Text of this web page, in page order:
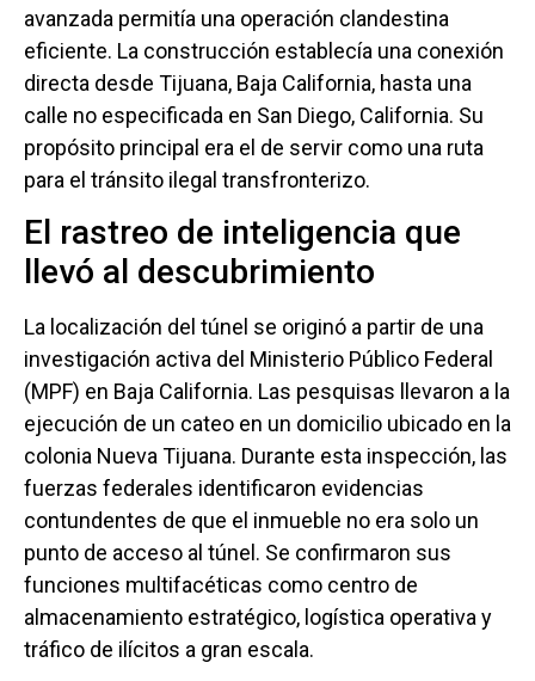
avanzada permitía una operación clandestina
eficiente. La construcción establecía una conexión
directa desde Tijuana, Baja California, hasta una
calle no especificada en San Diego, California. Su
propósito principal era el de servir como una ruta
para el tránsito ilegal transfronterizo.
El rastreo de inteligencia que
llevó al descubrimiento
La localización del túnel se originó a partir de una
investigación activa del Ministerio Público Federal
(MPF) en Baja California. Las pesquisas llevaron a la
ejecución de un cateo en un domicilio ubicado en la
colonia Nueva Tijuana. Durante esta inspección, las
fuerzas federales identificaron evidencias
contundentes de que el inmueble no era solo un
punto de acceso al túnel. Se confirmaron sus
funciones multifacéticas como centro de
almacenamiento estratégico, logística operativa y
tráfico de ilícitos a gran escala.